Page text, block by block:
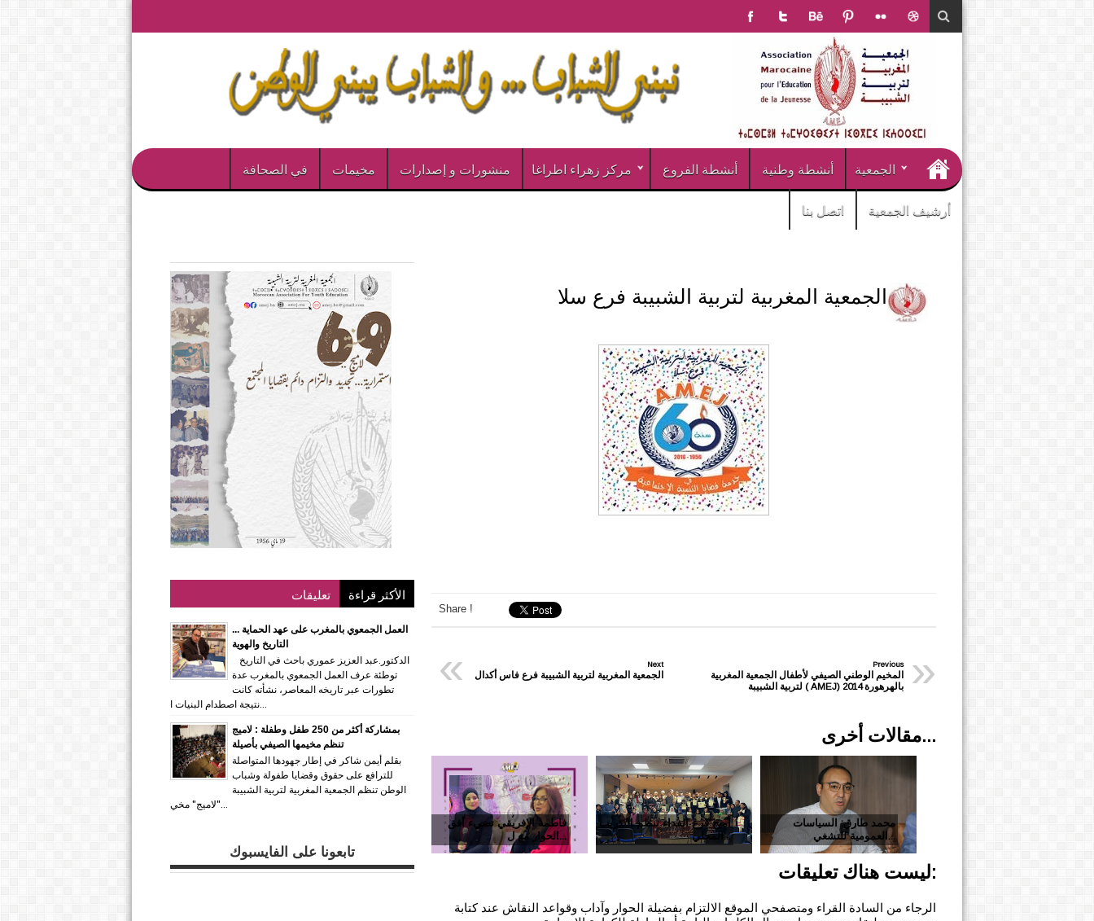
الجمعية أنشطة وطنية أنشطة الفروع مركز زهراء اطراغا منشورات و إصدارات مخيمات في الصحافة
أرشيف الجمعية اتصل بنا
الجمعية المغربية لتربية الشبيبة فرع سلا
Share !
« Next
الجمعية المغربية لتربية الشبيبة فرع فاس أكدال »
Previous
المخيم الوطني الصيفي لأطفال الجمعية المغربية
لتربية الشبيبة ( AMEJ) بالهرهورة 2014
مقالات أخرى...
فاطمة الإفريقي تضيء أفق
الحوار مع ل...
أميج فرع الفداء تنظم التدريب
المحلي...
محمد طارق: السياسات
العمومية للتشغي...
ليست هناك تعليقات:
الرجاء من السادة القراء ومتصفحي الموقع الالتزام بفضيلة الحوار وآداب وقواعد النقاش عند كتابة
الأكثر قراءة تعليقات
العمل الجمعوي بالمغرب على عهد الحماية ...
التاريخ والهوية
توطئة عرف العمل الجمعوي بالمغرب عدة
تطورات عبر تاريخه المعاصر، نشأته كانت
نتيجة اصطدام البنيات ا...
بمشاركة أكثر من 250 طفل وطفلة : لاميج
تنظم مخيمها الصيفي بأصيلة
بقلم أيمن شاكر في إطار جهودها المتواصلة
للترافع على حقوق وقضايا طفولة وشباب
الوطن تنظم الجمعية المغربية لتربية الشبيبة
"لاميج" مخي...
تابعونا على الفايسبوك